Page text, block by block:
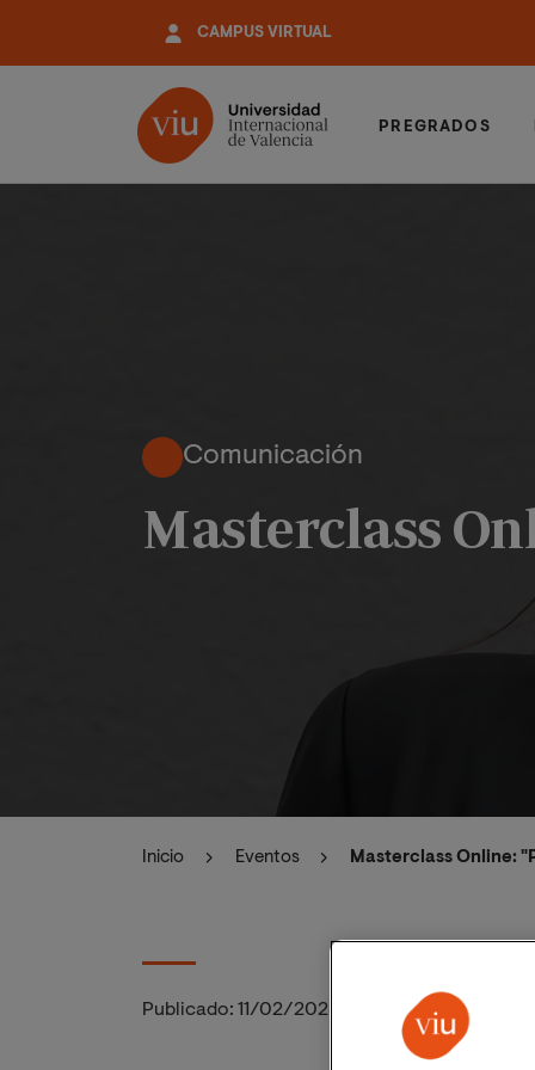
contenido
CAMPUS VIRTUAL
PREGRADOS
Comunicación
Masterclass
Inicio Eventos Masterclass Online:
Publicado: 11/02/2025 Actualizado: 11/02/